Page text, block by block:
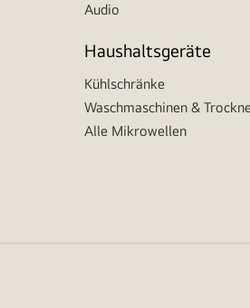
Audio
Haushaltsgeräte
Kühlschränke
Waschmaschinen &
Alle Mikrowellen